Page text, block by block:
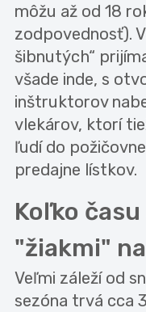
môžu až od 18
zodpovednosť).
šibnutých“
všade inde, s
inštruktorov
vlekárov, ktorí
ľudí do
predajne lístkov.
Koľko
"žiakmi"
Veľmi záleží od
sezóna trvá cca